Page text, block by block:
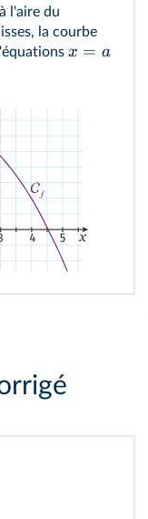
l'aire du
la courbe
x = a